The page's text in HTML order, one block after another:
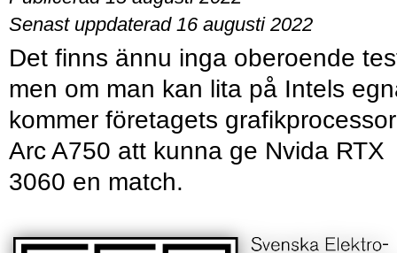
Senast uppdaterad 16 augusti 2022
Det finns ännu inga oberoende
men om man kan lita på Intels
kommer företagets grafikprocessor
Arc A750 att kunna ge Nvida RTX
3060 en match.